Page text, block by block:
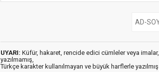
UYARI: Küfür, hakaret, rencide edici cümleler veya
yazılmamış,
Türkçe karakter kullanılmayan ve büyük harflerle